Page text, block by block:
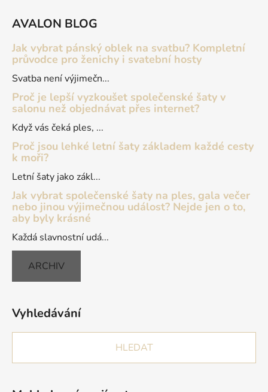
AVALON BLOG
Jak vybrat pánský oblek na svatbu? Kompletní
průvodce pro ženichy i svatební hosty
Svatba není výjimečn...
Proč je lepší vyzkoušet společenské šaty v
salonu než objednávat přes internet?
Když vás čeká ples, ...
Proč jsou lehké letní šaty základem každé cesty
k moři?
Letní šaty jako zákl...
Jak vybrat společenské šaty na ples, gala večer
nebo jinou výjimečnou událost? Nejde jen o to,
aby byly krásné
Každá slavnostní udá...
ARCHIV
Vyhledávání
HLEDAT